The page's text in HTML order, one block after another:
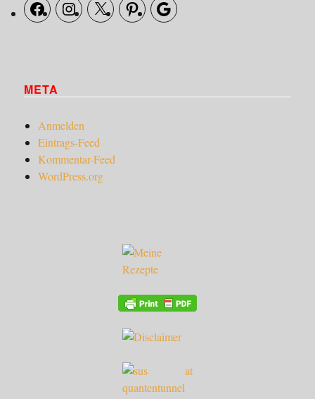
FacebookInstagram
X PinterestGoogle
META
Anmelden
Eintrags-Feed
Kommentar-Feed
WordPress.org